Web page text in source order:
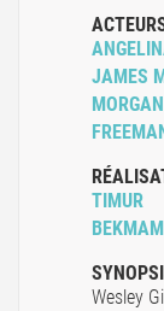
JAMES
MORGAN
TIMUR
Wesley